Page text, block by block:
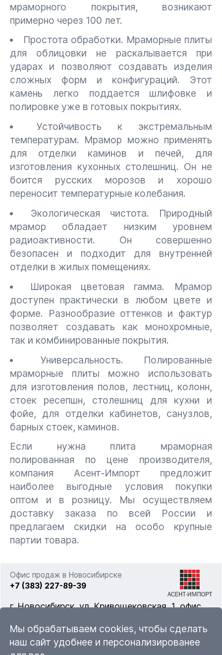
мраморного покрытия, возникают
примерно через 100 лет.
Простота обработки. Мраморные плиты
для облицовки не раскалывается при
ударах и позволяют создавать изделия
сложных форм и конфигураций. Этот
камень легко поддается шлифовке и
полировке уже в готовых покрытиях.
Устойчивость к экстремальным
температурам. Мрамор можно применять
для отделки каминов и печей, для
изготовления кухонных столешниц. Он не
боится русских морозов и хорошо
переносит температурные колебания.
Экологическая чистота. Природный
мрамор обладает низким уровнем
радиоактивности. Он совершенно
безопасен и подходит для внутренней
отделки в жилых помещениях.
Широкая цветовая гамма. Мрамор
доступен практически в любом цвете и
форме. Разнообразие оттенков и фактур
позволяет создавать как монохромные,
так и комбинированные покрытия.
Универсальность. Полированные
мраморные плиты можно использовать
для изготовления полов, лестниц, колонн,
стоек ресепшн, столешниц для кухни и
фойе, для отделки кабинетов, санузлов,
барных стоек, каминов.
Если нужна плита мраморная
полированная по цене производителя,
компания Асент-Импорт предложит
наиболее выгодные условия покупки
оптом и в розницу. Мы осуществляем
доставку заказа по всей России и
предлагаем скидки на особо крупные
партии товара.
Офис продаж в Новосибирске
+7 (383) 227-89-39
г. Новосибирск, ул. Кривощековская, 1, офис
Мы обрабатываем cookies, чтобы сделать
наш сайт удобнее и персонализированее